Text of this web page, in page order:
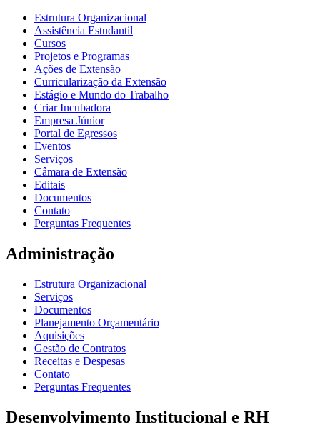
Estrutura Organizacional
Assistência Estudantil
Cursos
Projetos e Programas
Ações de Extensão
Curricularização da Extensão
Estágio e Mundo do Trabalho
Criar Incubadora
Empresa Júnior
Portal de Egressos
Eventos
Serviços
Câmara de Extensão
Editais
Documentos
Contato
Perguntas Frequentes
Administração
Estrutura Organizacional
Serviços
Documentos
Planejamento Orçamentário
Aquisições
Gestão de Contratos
Receitas e Despesas
Contato
Perguntas Frequentes
Desenvolvimento Institucional e RH